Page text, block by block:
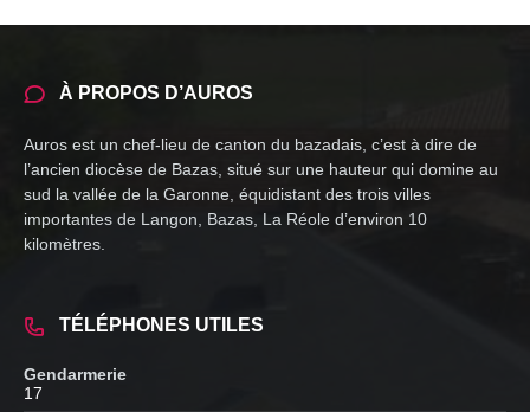
À PROPOS D’AUROS
Auros est un chef-lieu de canton du bazadais, c’est à dire de
l’ancien diocèse de Bazas, situé sur une hauteur qui domine au
sud la vallée de la Garonne, équidistant des trois villes
importantes de Langon, Bazas, La Réole d’environ 10
kilomètres.
TÉLÉPHONES UTILES
Gendarmerie
17